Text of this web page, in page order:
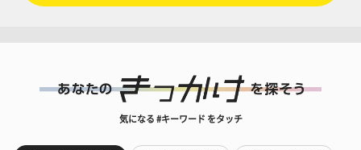
気になる #キーワード をタッチ